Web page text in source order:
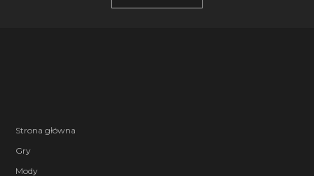
Strona główna
Gry
Mody